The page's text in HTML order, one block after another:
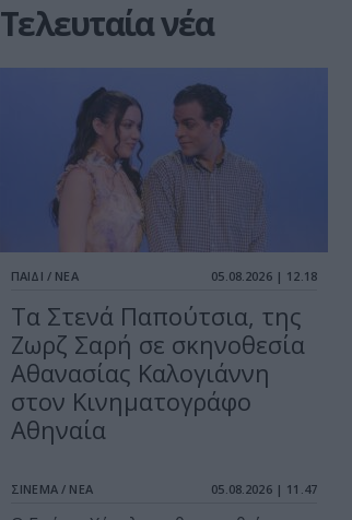
Τελευταία νέα
ΠΑΙΔΙ / ΝΕΑ 05.08.2026 | 12.18
Τα Στενά Παπούτσια, της
Ζωρζ Σαρή σε σκηνοθεσία
Αθανασίας Καλογιάννη
στον Κινηματογράφο
Αθηναία
ΣΙΝΕΜΑ / ΝΕΑ 05.08.2026 | 11.47